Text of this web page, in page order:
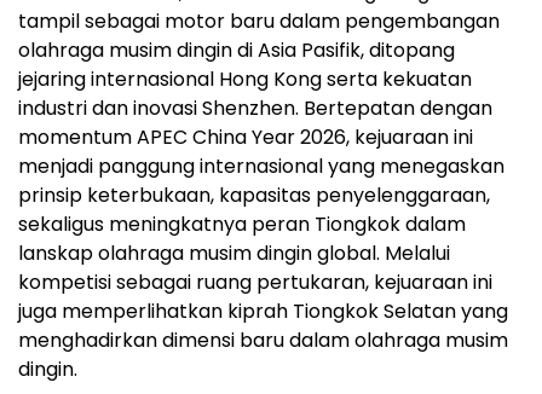
tampil sebagai motor baru dalam pengembangan
olahraga musim dingin di Asia Pasifik, ditopang
jejaring internasional Hong Kong serta kekuatan
industri dan inovasi Shenzhen. Bertepatan dengan
momentum APEC China Year 2026, kejuaraan ini
menjadi panggung internasional yang menegaskan
prinsip keterbukaan, kapasitas penyelenggaraan,
sekaligus meningkatnya peran Tiongkok dalam
lanskap olahraga musim dingin global. Melalui
kompetisi sebagai ruang pertukaran, kejuaraan ini
juga memperlihatkan kiprah Tiongkok Selatan yang
menghadirkan dimensi baru dalam olahraga musim
dingin.